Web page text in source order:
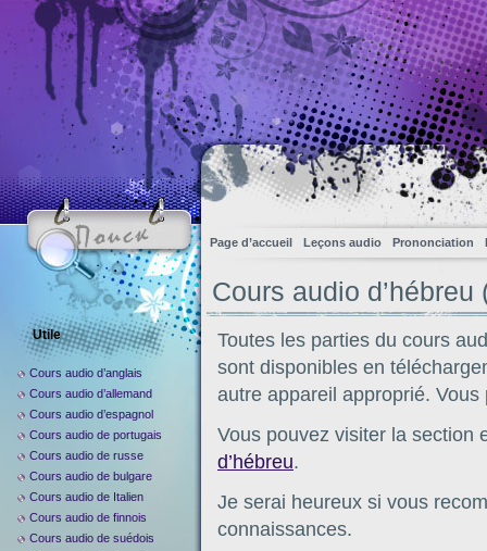
Page d’accueil Leçons audio Prononciation
Cours audio
Toutes les parties du cours
sont disponibles en
autre appareil approprié.
Vous pouvez visiter la section
d’hébreu.
Je serai heureux si vous
connaissances.
Utile
Cours audio d’anglais
Cours audio d’allemand
Cours audio d’espagnol
Cours audio de portugais
Cours audio de russe
Cours audio de bulgare
Cours audio de Italien
Cours audio de finnois
Cours audio de suédois